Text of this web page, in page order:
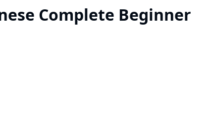
Complete Beginner